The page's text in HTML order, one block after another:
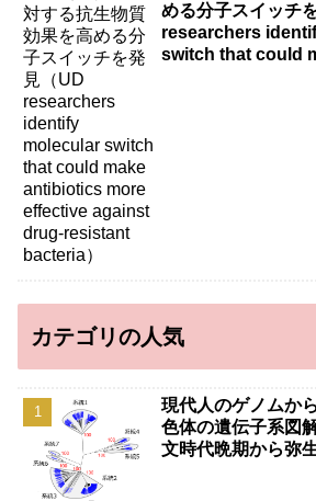
める分子スイッチ
researchers
switch that could
カテゴリの人気
現代人のゲノムか
色体の遺伝子系図
文時代晩期から弥